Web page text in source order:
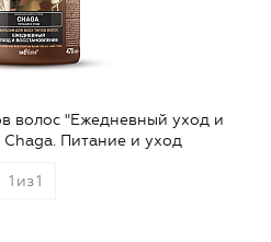
волос "Ежедневный уход и
Chaga. Питание и уход
1 из1